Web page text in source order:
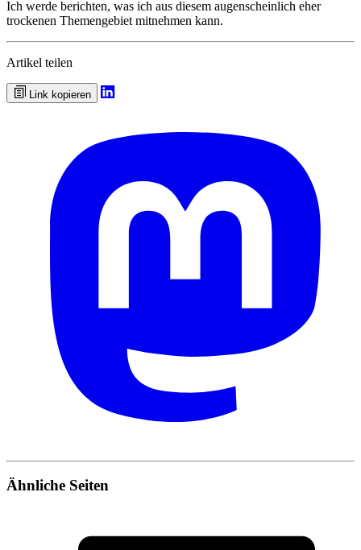
Ich werde berichten, was ich aus diesem augenscheinlich eher
trockenen Themengebiet mitnehmen kann.
Artikel teilen
Link kopieren
Ähnliche Seiten